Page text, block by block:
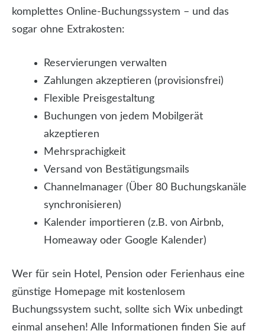
komplettes Online-Buchungssystem – und das
sogar ohne Extrakosten:
Reservierungen verwalten
Zahlungen akzeptieren (provisionsfrei)
Flexible Preisgestaltung
Buchungen von jedem Mobilgerät
akzeptieren
Mehrsprachigkeit
Versand von Bestätigungsmails
Channelmanager (Über 80 Buchungskanäle
synchronisieren)
Kalender importieren (z.B. von Airbnb,
Homeaway oder Google Kalender)
Wer für sein Hotel, Pension oder Ferienhaus eine
günstige Homepage mit kostenlosem
Buchungssystem sucht, sollte sich Wix unbedingt
einmal ansehen! Alle Informationen finden Sie auf